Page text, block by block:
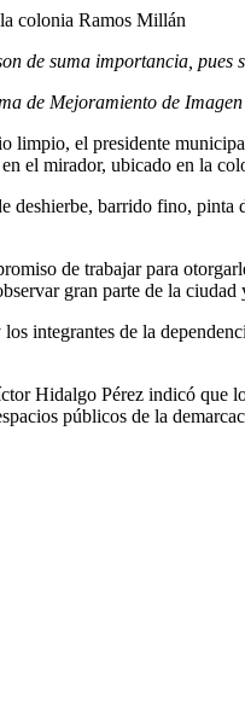
colonia Ramos Millán
de suma importancia,
de Mejoramiento de
el presidente
el mirador, ubicado en la
deshierbe, barrido fino,
de trabajar para
gran parte de la
integrantes de la
Hidalgo Pérez indicó que
públicos de la